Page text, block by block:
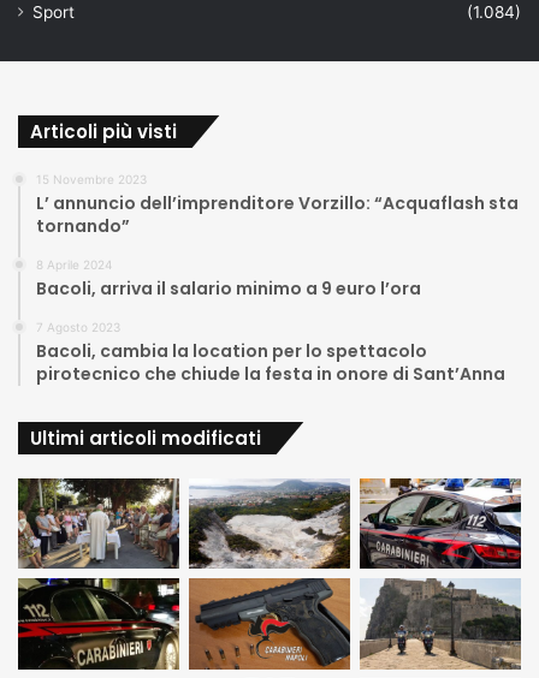
Sport
(1.084)
Articoli più visti
15 Novembre 2023
L’ annuncio dell’imprenditore Vorzillo: “Acquaflash sta
tornando”
8 Aprile 2024
Bacoli, arriva il salario minimo a 9 euro l’ora
7 Agosto 2023
Bacoli, cambia la location per lo spettacolo
pirotecnico che chiude la festa in onore di Sant’Anna
Ultimi articoli modificati